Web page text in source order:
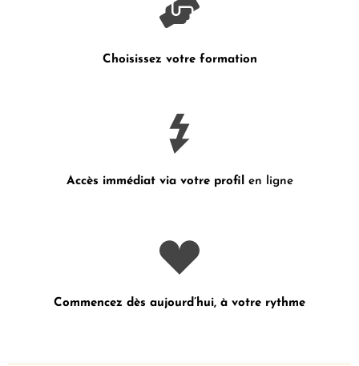
Choisissez votre formation
Accès immédiat via votre profil en ligne
Commencez dès aujourd’hui, à votre rythme